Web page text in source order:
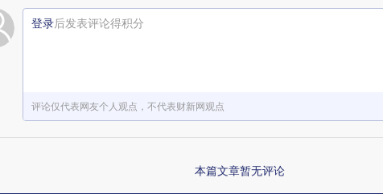
登录后发表评论得积分
评论仅代表网友个人观点，不代表财新网观点
本篇文章暂无评论